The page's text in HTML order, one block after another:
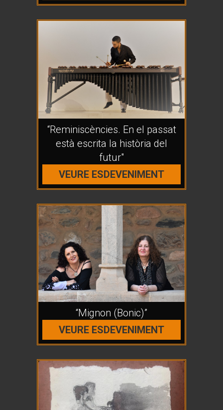
“Reminiscències. En el passat
està escrita la història del
futur"
VEURE ESDEVENIMENT
“Mignon (Bonic)”
VEURE ESDEVENIMENT